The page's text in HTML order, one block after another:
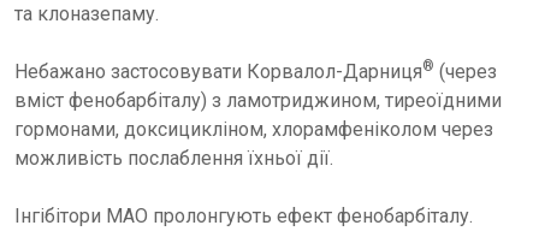
та клоназепаму.
Небажано застосовувати Корвалол-Дарниця® (через
вміст фенобарбіталу) з ламотриджином, тиреоїдними
гормонами, доксицикліном, хлорамфеніколом через
можливість послаблення їхньої дії.
Інгібітори МАО пролонгують ефект фенобарбіталу.